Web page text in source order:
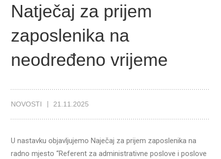
Natječaj za prijem
zaposlenika na
neodređeno vrijeme
NOVOSTI 21.11.2025
U nastavku objavljujemo Naječaj za prijem zaposlenika na
radno mjesto “Referent za administrativne poslove i poslove